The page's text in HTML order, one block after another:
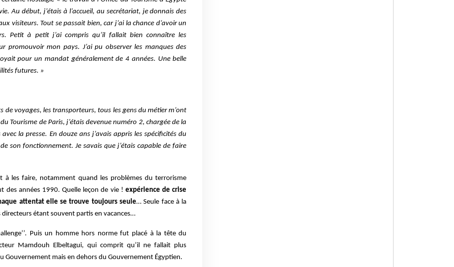
Au début, j’étais à l’accueil, au secrétariat, je donnais des
visiteurs. Tout se passait bien, car j’ai la chance d’avoir un
Petit à petit j’ai compris qu’il fallait bien connaître les
promouvoir mon pays. J’ai pu observer les manques des
pour un mandat généralement de 4 années. Une belle
futures. »
de voyages, les transporteurs, tous les gens du métier m’ont
Tourisme de Paris, j’étais devenue numéro 2, chargée de la
la presse. En douze ans j’avais appris les spécificités du
son fonctionnement. Je savais que j’étais capable de faire
à les faire, notamment quand les problèmes du terrorisme
des années 1990. Quelle leçon de vie !expérience de crise
attentat elle se trouve toujours seule… Seule face à la
directeurs étant souvent partis en vacances…
Puis un homme hors norme fut placé à la tête du
Mamdouh Elbeltagui, qui comprit qu’il ne fallait plus
Gouvernement mais en dehors du Gouvernement Égyptien.